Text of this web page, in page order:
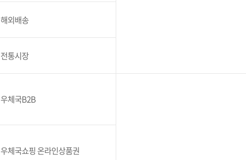
해외배송
전통시장
우체국B2B
우체국쇼핑 온라인상품권